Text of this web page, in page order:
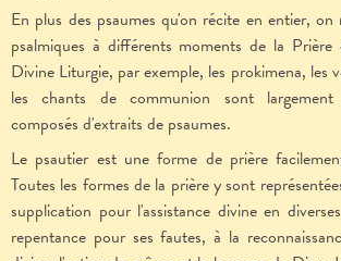
En plus des psaumes qu'on récite en entier, on
psalmiques à différents moments de la
Divine Liturgie, par exemple, les prokimena, les
les chants de communion sont largement
composés d'extraits de psaumes.
Le psautier est une forme de prière
Toutes les formes de la prière y sont
supplication pour l'assistance divine en
repentance pour ses fautes, à la